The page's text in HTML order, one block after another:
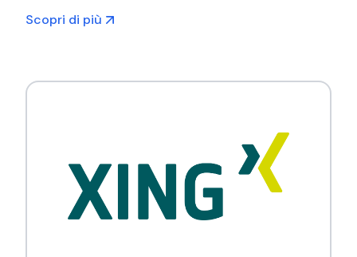
per posizioni.
Scopri di più